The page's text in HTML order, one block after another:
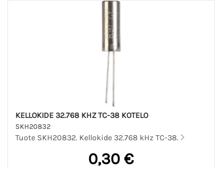
KELLOKIDE 32.768 KHZ TC-38 KOTELO
SKH20832
Tuote SKH20832. Kellokide 32.768 kHz TC-38.
0,30 €